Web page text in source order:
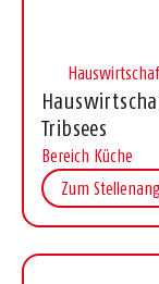
Tribsees
Bereich Küche
Zum